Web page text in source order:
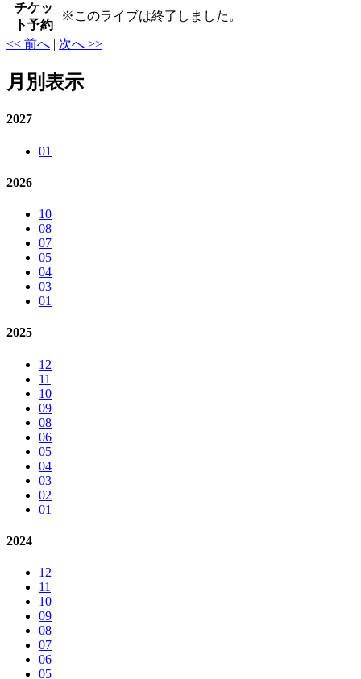
チケッ
ト予約
※ このライブは終了しました。
<< 前へ | 次へ >>
月別表示
2027
01
2026
10
08
07
05
04
03
01
2025
12
11
10
09
08
06
05
04
03
02
01
2024
12
11
10
09
08
07
06
05